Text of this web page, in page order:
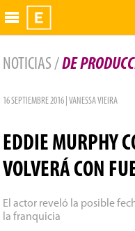
Exhibidor
NOTICIAS /DE
16 SEPTIEMBRE 2016 | VANESSA VIEIRA
EDDIE MURPHY
VOLVERÁ CON
El actor reveló la posible
la franquicia